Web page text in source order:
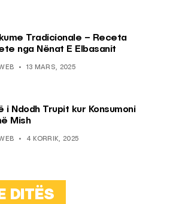
Tradicionale – Receta
nga Nënat E Elbasanit
13 MARS, 2025
i Ndodh Trupit kur Konsumoni
Mish
4 KORRIK, 2025
DITËS